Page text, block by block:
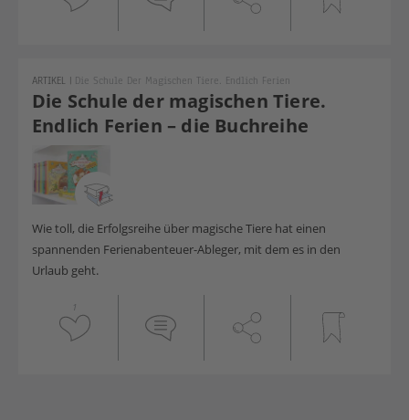
Die Schule der magischen Tiere.
Endlich Ferien – die Buchreihe
ARTIKEL | Die Schule Der Magischen Tiere. Endlich Ferien
Wie toll, die Erfolgsreihe über magische Tiere hat einen
spannenden Ferienabenteuer-Ableger, mit dem es in den
Urlaub geht.
1